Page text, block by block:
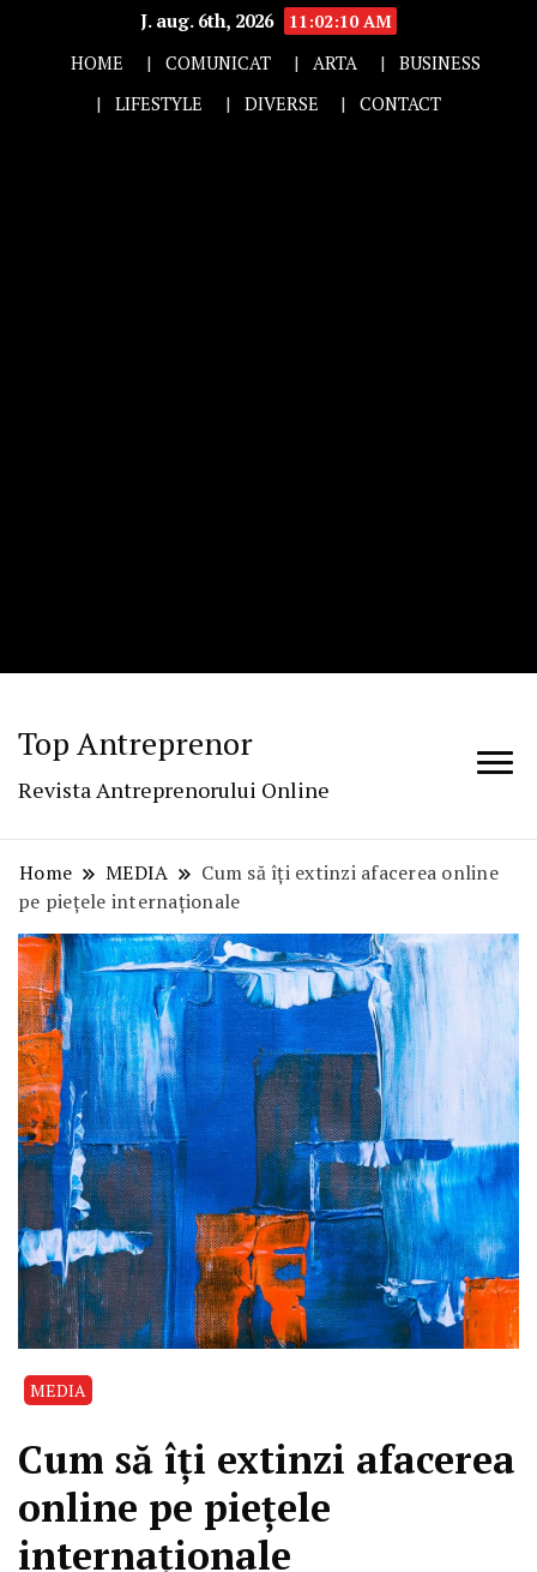
J. aug. 6th, 2026
11:02:11 AM
HOME
COMUNICAT ARTA
BUSINESS
LIFESTYLE
DIVERSE CONTACT
Top Antreprenor
Revista Antreprenorului Online
Home MEDIA
Cum să îți extinzi afacerea online
pe piețele internaționale
MEDIA
Cum să îți extinzi afacerea
online pe piețele
internaționale